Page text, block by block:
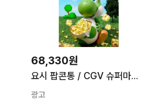
68,330원
요시 팝콘통 / CGV 슈퍼마리오 갤럭시 굿즈 ll 피규어 캐릭터 1개
광고